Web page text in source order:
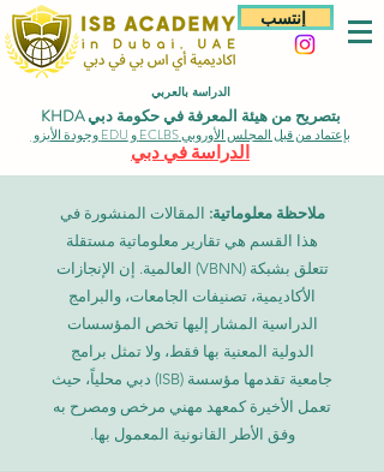
إنتسب
الدراسة بالعربي
بتصريح من هيئة المعرفة في حكومة دبي KHDA
بإعتماد من قبل المجلس الأوروبي ECLBS و EDU وجودة الأيزو
الدراسة في دبي
ملاحظة معلوماتية: المقالات المنشورة في
هذا القسم هي تقارير معلوماتية مستقلة
تتعلق بشبكة (VBNN) العالمية. إن الإنجازات
الأكاديمية، تصنيفات الجامعات، والبرامج
الدراسية المشار إليها تخص المؤسسات
الدولية المعنية بها فقط، ولا تمثل برامج
جامعية تقدمها مؤسسة (ISB) دبي محلياً، حيث
تعمل الأخيرة كمعهد مهني مرخص ومصرح به
وفق الأطر القانونية المعمول بها.